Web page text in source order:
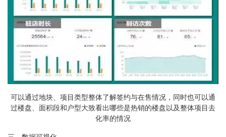
可以通过地块、项目类型整体了解签约与在售情况，同时也可以通
过楼盘、面积段和户型大致看出哪些是热销的楼盘以及整体项目去
化率的情况